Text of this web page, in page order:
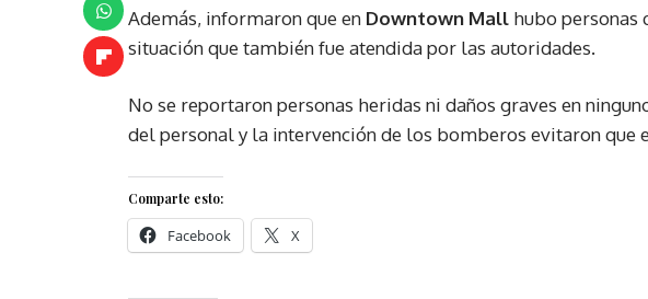
Además, informaron que en Downtown Mall hubo personas
situación que también fue atendida por las autoridades.
No se reportaron personas heridas ni daños graves en
del personal y la intervención de los bomberos evitaron que
Comparte esto:
Facebook X